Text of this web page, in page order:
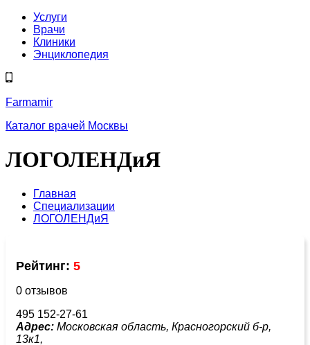
Услуги
Врачи
Клиники
Энциклопедия
Farmamir
Каталог врачей Москвы
ЛОГОЛЕНДиЯ
Главная
Специализации
ЛОГОЛЕНДиЯ
Рейтинг: 5
0 отзывов
495 152-27-61
Адрес: Московская область, Красногорский б-р,
13к1,